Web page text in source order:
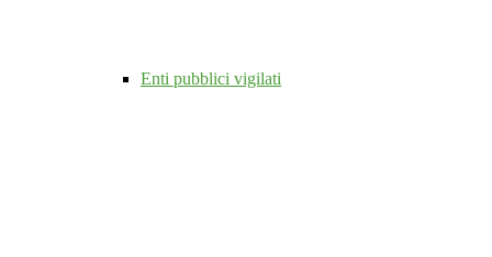
Enti pubblici vigilati